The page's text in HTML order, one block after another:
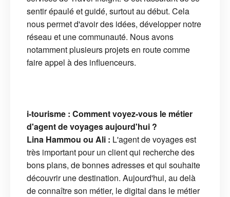
sentir épaulé et guidé, surtout au début. Cela
nous permet d'avoir des idées, développer notre
réseau et une communauté. Nous avons
notamment plusieurs projets en route comme
faire appel à des influenceurs.
i-tourisme : Comment voyez-vous le métier
d'agent de voyages aujourd'hui ?
Lina Hammou ou Ali : L'agent de voyages est
très important pour un client qui recherche des
bons plans, de bonnes adresses et qui souhaite
découvrir une destination. Aujourd'hui, au delà
de connaître son métier, le digital dans le métier